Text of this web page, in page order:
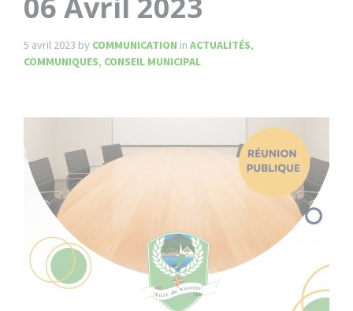
5 avril 2023 by COMMUNICATION in ACTUALITÉS,
COMMUNIQUES, CONSEIL MUNICIPAL